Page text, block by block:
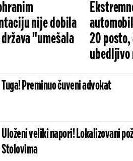
nije dobila
"umešala
20 posto,
Tuga! Preminuo čuveni advokat
Uloženi veliki napori! Lokalizovani
Stolovima